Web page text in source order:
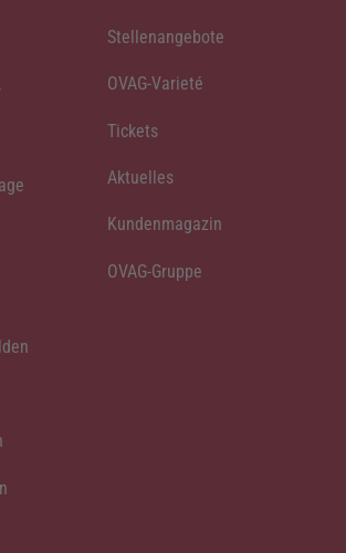
Stellenangebote
OVAG-Varieté
Tickets
Aktuelles
Kundenmagazin
OVAG-Gruppe